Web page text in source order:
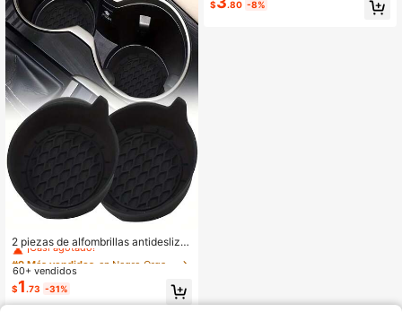
2 piezas de alfombrillas antidesliza
ntes para portavasos de coche, alm
ohadillas de silicona con diseño de
diamante para portavasos, alfombril
las antideslizantes para el interior d
el coche, estilo premium engrosado
¡Casi agotado!
#9 Más vendidos
¡Casi agotado!
#9 Más vendidos
¡Casi agotado!
#9 Más vendidos
en Negro Organizadores de almacenamiento para auto
¡Casi agotado!
60+ vendidos
$1.73 -31%
namiento de gafas
#1 Más vendidos
en Multicolor Organizadores de almacenamiento para
$ .80 -8%